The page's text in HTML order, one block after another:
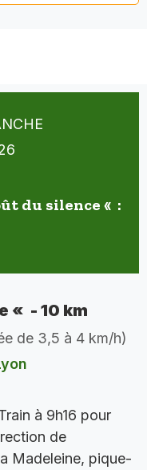
du silence « :
« - 10 km
de 3,5 à 4 km/h)
à 9h16 pour
de
Madeleine, pique-